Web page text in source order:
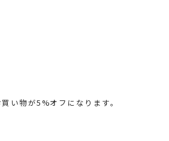
い物が5%オフになります。